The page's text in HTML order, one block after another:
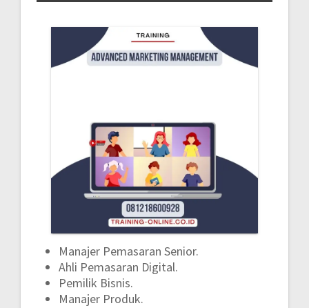
Manajer Pemasaran Senior.
Ahli Pemasaran Digital.
Pemilik Bisnis.
Manajer Produk.